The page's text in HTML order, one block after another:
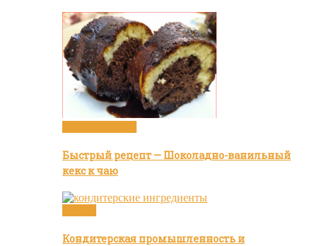
Быстрый рецепт — Шоколадно-ванильный
кекс к чаю
Кондитерская промышленность и